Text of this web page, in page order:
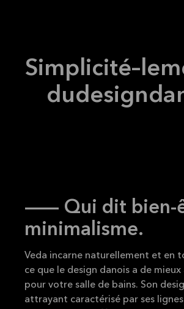
Simplicité–le
dudesign
-- Qui dit bien-
minimalisme.
Veda incarne naturellement et en
ce que le design danois a de
pour votre salle de bains. Son
attrayant caractérisé par ses lignes